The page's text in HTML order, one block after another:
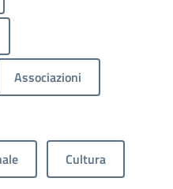
Associazioni
Cultura